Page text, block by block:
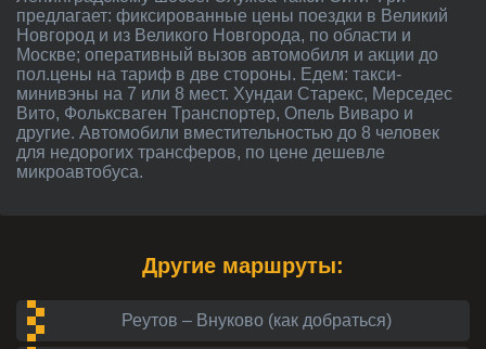
предлагает: фиксированные цены поездки в Великий
Новгород и из Великого Новгорода, по области и
Москве; оперативный вызов автомобиля и акции до
пол.цены на тариф в две стороны. Едем: такси-
минивэны на 7 или 8 мест. Хундаи Старекс, Мерседес
Вито, Фольксваген Транспортер, Опель Виваро и
другие. Автомобили вместительностью до 8 человек
для недорогих трансферов, по цене дешевле
микроавтобуса.
Другие маршруты:
Реутов – Внуково (как добраться)